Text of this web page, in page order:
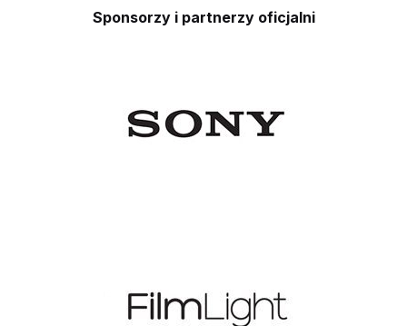
Sponsorzy i partnerzy oficjalni